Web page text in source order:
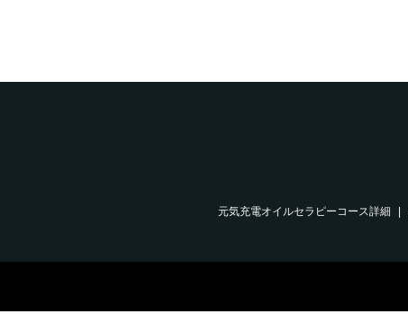
元気充電オイルセラピーコース詳細